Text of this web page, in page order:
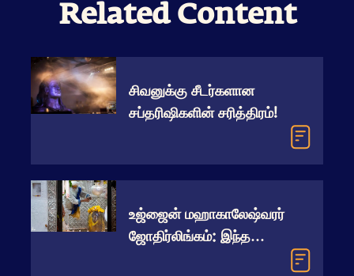
Related Content
சிவனுக்கு சீடர்களான
சப்தரிஷிகளின் சரித்திரம்!
உஜ்ஜைன் மஹாகாலேஷ்வரர்
ஜோதிர்லிங்கம்: இந்த